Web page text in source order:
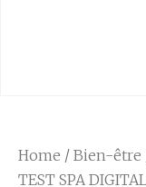
Home / Bien-être
TEST SPA